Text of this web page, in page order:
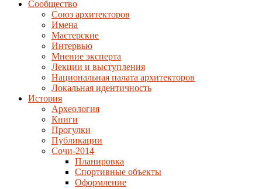
Сообщество
Союз архитекторов
Имена
Мастерские
Интервью
Мнение эксперта
Лекции и выступления
Национальная палата архитекторов
Локальная идентичность
История
Археология
Книги
Прогулки
Публикации
Сочи-2014
Планировка
Спортивные объекты
Оформление